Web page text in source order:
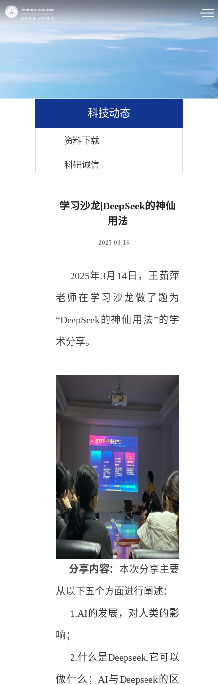
科技动态
资料下载
科研诚信
学习沙龙|DeepSeek的神仙
用法
2025-03-18
2025年3月14日，王茹萍
老师在学习沙龙做了题为
“DeepSeek的神仙用法”的学
术分享。
分享内容： 本次分享主要
从以下五个方面进行阐述：
1.AI的发展，对人类的影
响；
2.什么是Deepseek,它可以
做什么；AI与Deepseek的区